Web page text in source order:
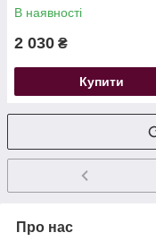
В наявності
2 030 ₴
Купити
Про нас